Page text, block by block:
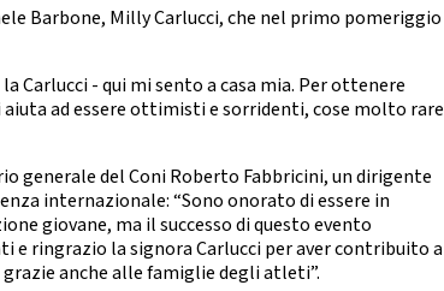
TESTI TECNICI
Barbone, Milly Carlucci, che nel primo pomeriggio
Carlucci - qui mi sento a casa mia. Per ottenere
ad essere ottimisti e sorridenti, cose molto rare
generale del Coni Roberto Fabbricini, un dirigente
internazionale: “Sono onorato di essere in
giovane, ma il successo di questo evento
e ringrazio la signora Carlucci per aver contribuito a
anche alle famiglie degli atleti”.